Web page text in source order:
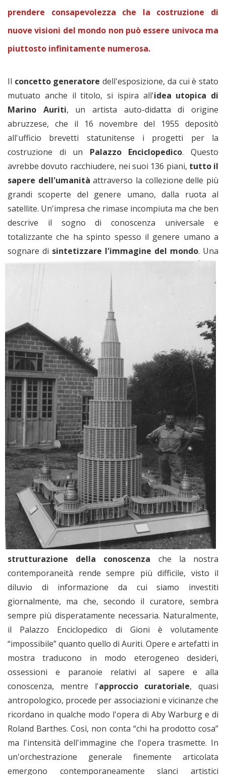
prendere consapevolezza che la costruzione di
nuove visioni del mondo non può essere univoca ma
piuttosto infinitamente numerosa.
Il concetto generatore dell'esposizione, da cui è stato
mutuato anche il titolo, si ispira all'idea utopica di
Marino Auriti, un artista auto-didatta di origine
abruzzese, che il 16 novembre del 1955 depositò
all'ufficio brevetti statunitense i progetti per la
costruzione di un Palazzo Enciclopedico. Questo
avrebbe dovuto racchiudere, nei suoi 136 piani, tutto il
sapere dell'umanità attraverso la collezione delle più
grandi scoperte del genere umano, dalla ruota al
satellite. Un'impresa che rimase incompiuta ma che ben
descrive il sogno di conoscenza universale e
totalizzante che ha spinto spesso il genere umano a
sognare di sintetizzare l'immagine del mondo. Una
strutturazione della conoscenza che la nostra
contemporaneità rende sempre più difficile, visto il
diluvio di informazione da cui siamo investiti
giornalmente, ma che, secondo il curatore, sembra
sempre più disperatamente necessaria. Naturalmente,
il Palazzo Enciclopedico di Gioni è volutamente
“impossibile” quanto quello di Auriti. Opere e artefatti in
mostra traducono in modo eterogeneo desideri,
ossessioni e paranoie relativi al sapere e alla
conoscenza, mentre l'approccio curatoriale, quasi
antropologico, procede per associazioni e vicinanze che
ricordano in qualche modo l'opera di Aby Warburg e di
Roland Barthes. Così, non conta “chi ha prodotto cosa”
ma l'intensità dell'immagine che l'opera trasmette. In
un'orchestrazione generale finemente articolata
emergono contemporaneamente slanci artistici